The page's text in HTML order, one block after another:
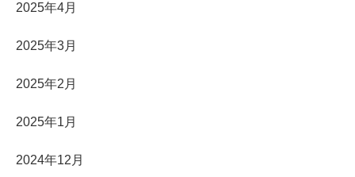
2025年4月
2025年3月
2025年2月
2025年1月
2024年12月